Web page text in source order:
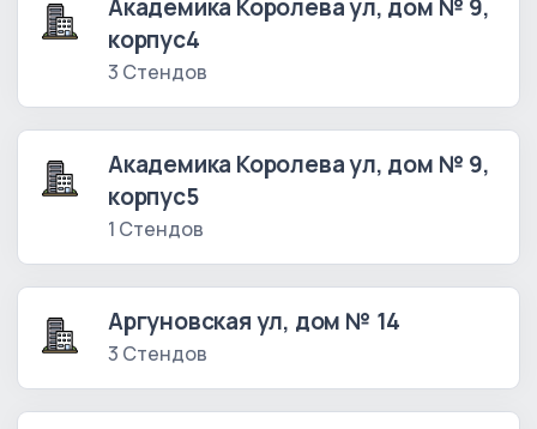
Академика Королева ул, дом № 9,
корпус4
3 Стендов
Академика Королева ул, дом № 9,
корпус5
1 Стендов
Аргуновская ул, дом № 14
3 Стендов